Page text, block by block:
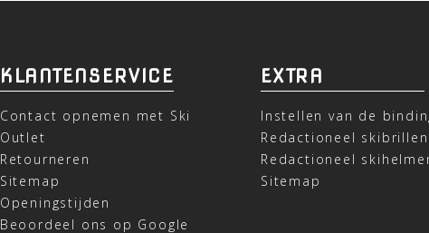
KLANTENSERVICE
Contact opnemen met Ski
Outlet
Retourneren
Sitemap
Openingstijden
Beoordeel ons op Google
EXTRA
Instellen van de
Redactioneel skibrillen
Redactioneel
Sitemap